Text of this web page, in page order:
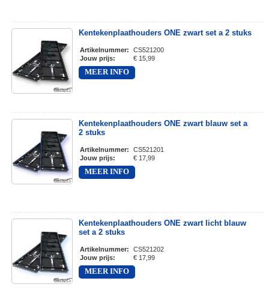
Kentekenplaathouders ONE zwart set a 2 stuks
Artikelnummer:
CS521200
Jouw prijs: € 15,99
MEER INFO
Kentekenplaathouders ONE zwart blauw set a
2 stuks
Artikelnummer:
CS521201
Jouw prijs: € 17,99
MEER INFO
Kentekenplaathouders ONE zwart licht blauw
set a 2 stuks
Artikelnummer:
CS521202
Jouw prijs: € 17,99
MEER INFO